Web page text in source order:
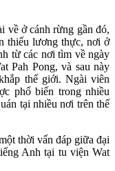
về ở cánh rừng gần đó,
thiếu lương thực, nơi ở
từ các nơi tìm về ngày
Pah Pong, và sau này
thế giới. Ngài viên
phổ biến trong nhiều
tại nhiều nơi trên thế
thời vấn đáp giữa đại
Anh tại tu viện Wat